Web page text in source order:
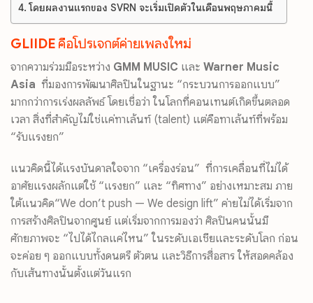
โดยผลงานแรกของ SVRN จะเริ่มเปิดตัวในเดือนพฤษภาคมนี้
GLIIDE คือโปรเจกต์ค่ายเพลงใหม่
จากความร่วมมือระหว่าง GMM MUSIC และ Warner Music
Asia ที่มองการพัฒนาศิลปินในฐานะ “กระบวนการออกแบบ”
มากกว่าการเร่งผลลัพธ์ โดยเชื่อว่า ในโลกที่คอนเทนต์เกิดขึ้นตลอด
เวลา สิ่งที่สำคัญไม่ใช่แค่ทาเล้นท์ (talent) แต่คือทาเล้นท์ที่พร้อม
“รับแรงยก”
แนวคิดนี้ได้แรงบันดาลใจจาก “เครื่องร่อน” ที่การเคลื่อนที่ไม่ได้
อาศัยแรงผลักแต่ใช้ “แรงยก” และ “ทิศทาง” อย่างเหมาะสม ภาย
ใต้แนวคิด“We don’t push — We design lift” ค่ายไม่ได้เริ่มจาก
การสร้างศิลปินจากศูนย์ แต่เริ่มจากการมองว่า ศิลปินคนนั้นมี
ศักยภาพจะ “ไปได้ไกลแค่ไหน” ในระดับเอเชียและระดับโลก ก่อน
จะค่อย ๆ ออกแบบทั้งดนตรี ตัวตน และวิธีการสื่อสาร ให้สอดคล้อง
กับเส้นทางนั้นตั้งแต่วันแรก